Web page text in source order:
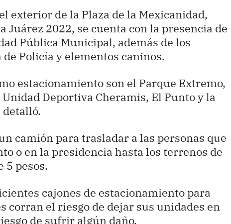
exterior de la Plaza de la Mexicanidad,
Juárez 2022, se cuenta con la presencia de
Pública Municipal, además de los
de Policía y elementos caninos.
estacionamiento son el Parque Extremo,
Unidad Deportiva Cheramis, El Punto y la
camión para trasladar a las personas que
o en la presidencia hasta los terrenos de
5 pesos.
cajones de estacionamiento para
corran el riesgo de dejar sus unidades en
de sufrir algún daño.